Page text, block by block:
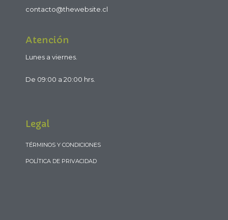
contacto@thewebsite.cl
Atención
Lunes a viernes.
De 09:00 a 20:00 hrs.
Legal
TÉRMINOS Y CONDICIONES
POLÍTICA DE PRIVACIDAD